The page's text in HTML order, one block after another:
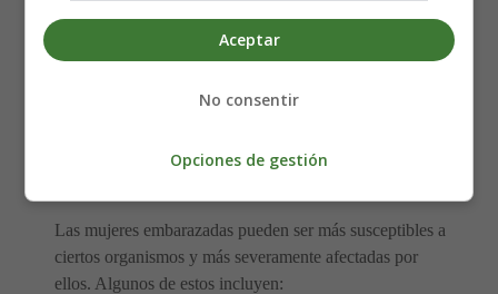
extremadamente rara para los sudores nocturnos durante
Pero el embarazo puede aumentar el riesgo de una mujer
nocturnos debido a cambios normales en el sistema
Las mujeres embarazadas pueden ser más susceptibles a
ciertos organismos y más severamente afectadas por
ellos. Algunos de estos incluyen:
Aceptar
No consentir
Opciones de gestión